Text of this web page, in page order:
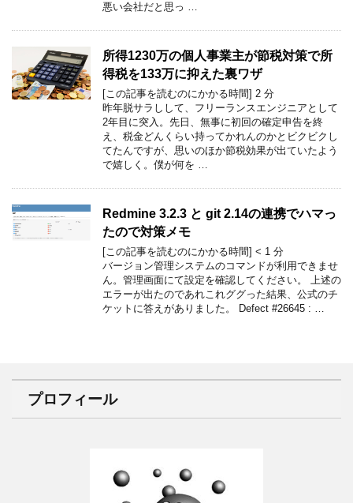
悪い会社だと思っ …
所得1230万の個人事業主が節税対策で所
得税を133万に抑えた裏ワザ
[この記事を読むのにかかる時間] 2 分
昨年脱サラしして、フリーランスエンジニアとして
2年目に突入。先日、無事に初回の確定申告を終
え、税金どんくらい持ってかれんのかとビクビクし
てたんですが、思いのほか節税効果が出ていたよう
で嬉しく。僕が何を …
Redmine 3.2.3 と git 2.14の連携でハマっ
たので対策メモ
[この記事を読むのにかかる時間] < 1 分
バージョン管理システムのコマンドが利用できませ
ん。管理画面にて設定を確認してください。 上述の
エラーが出たのであれこれググった結果、公式のチ
ケットに答えがありました。 Defect #26645 : …
プロフィール